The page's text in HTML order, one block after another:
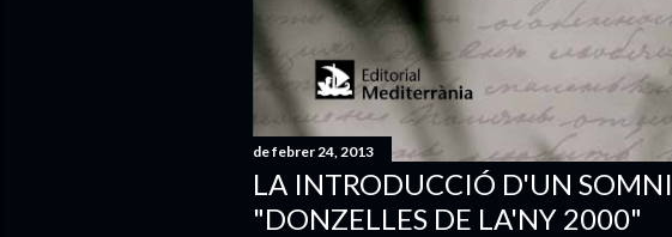
de febrer 24, 2013
LA INTRODUCCIÓ D'UN SOMNI
"DONZELLES DE LA'NY 2000"